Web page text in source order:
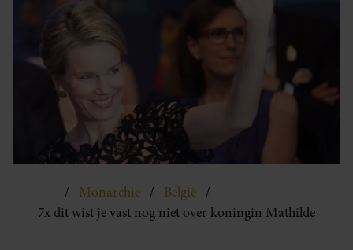
Monarchie
België
7x dit wist je vast nog niet over koningin Mathilde